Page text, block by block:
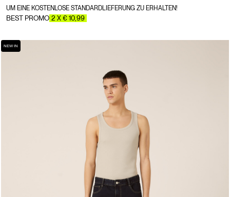
UM EINE KOSTENLOSE STANDARDLIEFERUNG ZU ERHALTEN!
BEST PROMO 2 X € 10,99
NEW IN